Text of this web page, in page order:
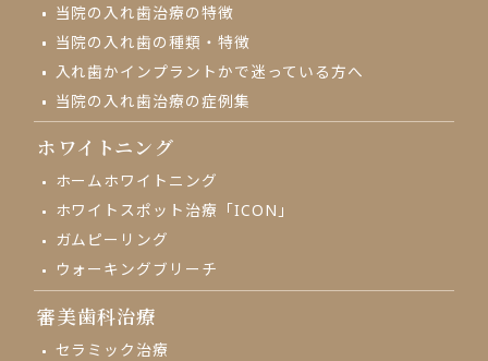
当院の入れ歯治療の特徴
当院の入れ歯の種類・特徴
入れ歯かインプラントかで迷っている方へ
当院の入れ歯治療の症例集
ホワイトニング
ホームホワイトニング
ホワイトスポット治療「ICON」
ガムピーリング
ウォーキングブリーチ
審美歯科治療
セラミック治療